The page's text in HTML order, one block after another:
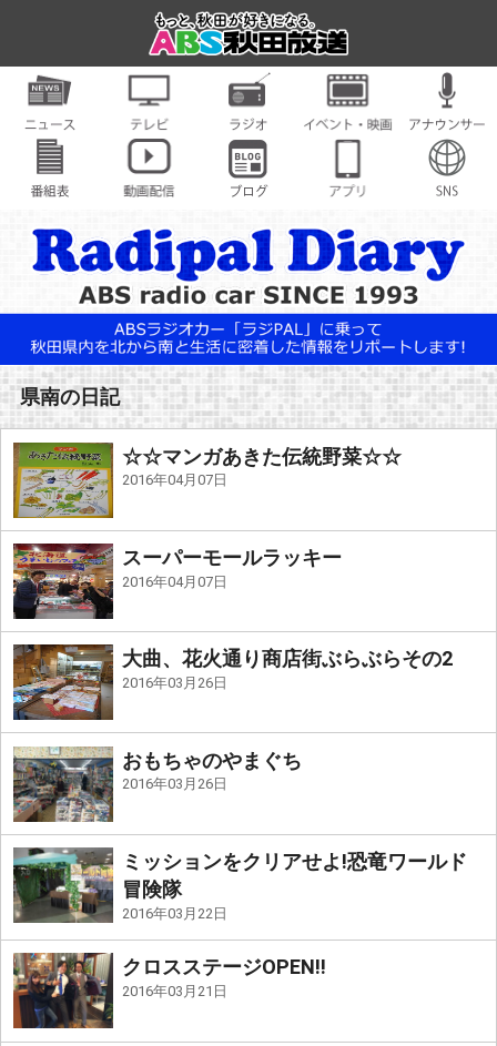
県南の日記
☆☆マンガあきた伝統野菜☆☆
2016年04月07日
スーパーモールラッキー
2016年04月07日
大曲、花火通り商店街ぶらぶらその2
2016年03月26日
おもちゃのやまぐち
2016年03月26日
ミッションをクリアせよ!恐竜ワールド
冒険隊
2016年03月22日
クロスステージOPEN!!
2016年03月21日